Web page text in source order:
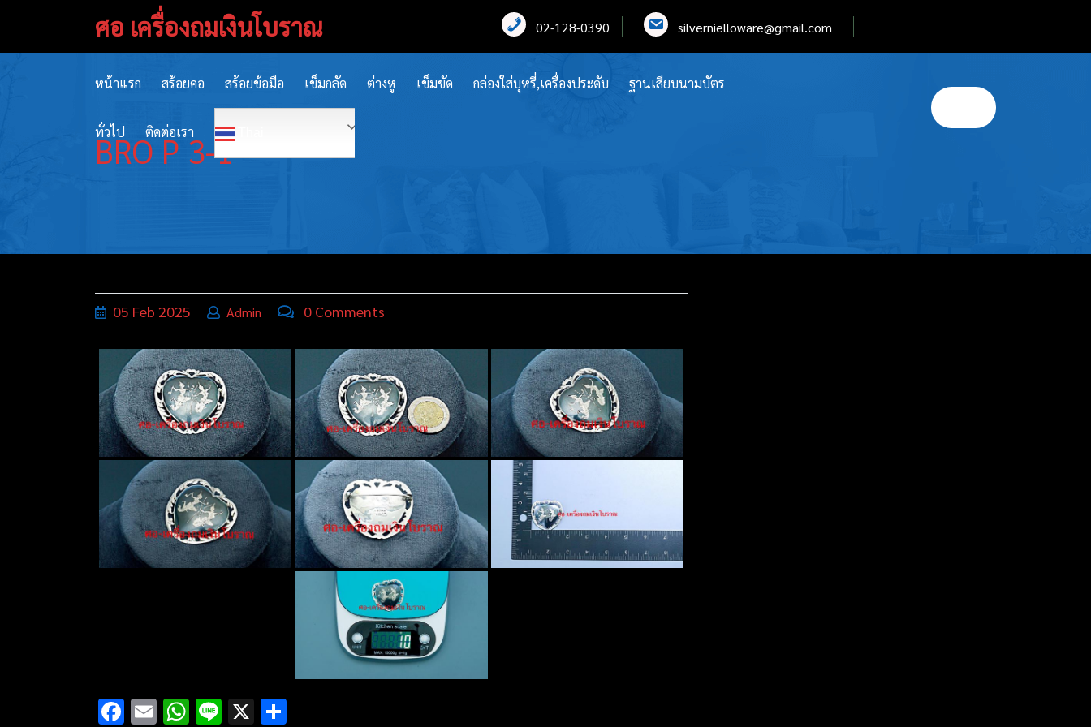
ศอ เครื่องถมเงินโบราณ 02-128-0390 silvernielloware@gmail.com
หน้าแรก สร้อยคอ สร้อยข้อมือ เข็มกลัด ต่างหู เข็มขัด กล่องใส่บุหรี่,เครื่องประดับ ฐานเสียบนามบัตร
ทั่วไป ติดต่อเรา
BRO P 3-1
05 Feb 2025 Admin 0 Comments
Facebook
EmailWhatsApp
Line
X